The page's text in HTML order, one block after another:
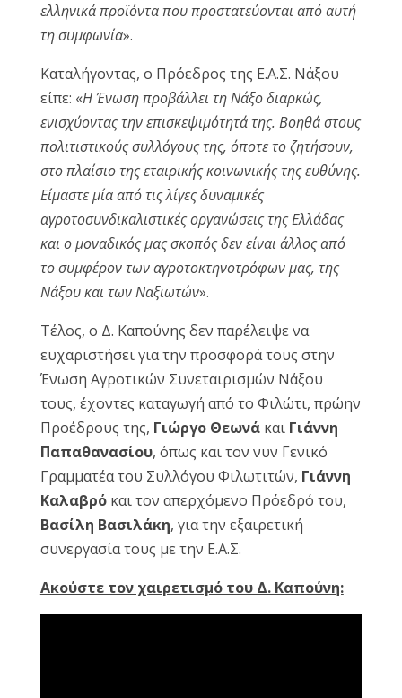
ελληνικά προϊόντα που προστατεύονται από αυτή
τη συμφωνία».
Καταλήγοντας, ο Πρόεδρος της Ε.Α.Σ. Νάξου
είπε: «Η Ένωση προβάλλει τη Νάξο διαρκώς,
ενισχύοντας την επισκεψιμότητά της. Βοηθά στους
πολιτιστικούς συλλόγους της, όποτε το ζητήσουν,
στο πλαίσιο της εταιρικής κοινωνικής της ευθύνης.
Είμαστε μία από τις λίγες δυναμικές
αγροτοσυνδικαλιστικές οργανώσεις της Ελλάδας
και ο μοναδικός μας σκοπός δεν είναι άλλος από
το συμφέρον των αγροτοκτηνοτρόφων μας, της
Νάξου και των Ναξιωτών».
Τέλος, ο Δ. Καπούνης δεν παρέλειψε να
ευχαριστήσει για την προσφορά τους στην
Ένωση Αγροτικών Συνεταιρισμών Νάξου
τους, έχοντες καταγωγή από το Φιλώτι, πρώην
Προέδρους της, Γιώργο Θεωνάκαι Γιάννη
Παπαθανασίου, όπως και τον νυν Γενικό
Γραμματέα του Συλλόγου Φιλωτιτών, Γιάννη
Καλαβρόκαι τον απερχόμενο Πρόεδρό του,
Βασίλη Βασιλάκη, για την εξαιρετική
συνεργασία τους με την Ε.Α.Σ.
Ακούστε τον χαιρετισμό του Δ. Καπούνη: